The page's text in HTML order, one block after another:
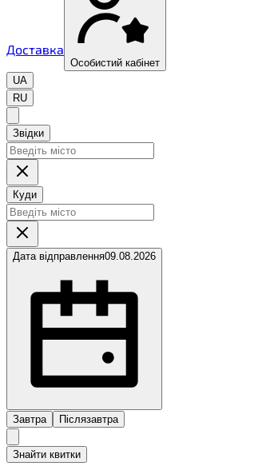
Доставка
Особистий кабінет
UA
RU
Звідки
Куди
Дата відправлення09.08.2026
Завтра Післязавтра
Знайти квитки